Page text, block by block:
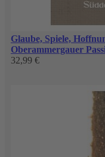
Glaube, Spiele,
Oberammergauer
32,99 €